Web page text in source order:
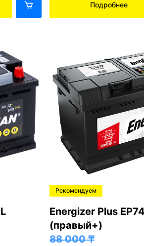
Подробнее
Рекомендуем
Energizer Plus
(правый+)
88 000₸